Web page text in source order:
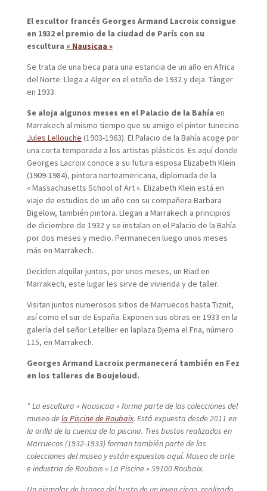
El escultor francés Georges Armand Lacroix consigue
en 1932 el premio de la ciudad de París con su
escultura « Nausicaa »
Se trata de una beca para una estancia de un año en Africa
del Norte. Llega a Alger en el otoño de 1932 y deja Tánger
en 1933.
Se aloja algunos meses en el Palacio de la Bahía en
Marrakech al mismo tiempo que su amigo el pintor tunecino
Jules Lellouche (1903-1963). El Palacio de la Bahía acoge por
una corta temporada a los artistas plásticos. Es aquí donde
Georges Lacroix conoce a su futura esposa Elizabeth Klein
(1909-1984), pintora norteamericana, diplomada de la
« Massachusetts School of Art ». Elizabeth Klein está en
viaje de estudios de un año con su compañera Barbara
Bigelow, también pintora. Llegan a Marrakech a principios
de diciembre de 1932 y se instalan en el Palacio de la Bahía
por dos meses y medio. Permanecen luego unos meses
más en Marrakech.
Deciden alquilar juntos, por unos meses, un Riad en
Marrakech, este lugar les sirve de vivienda y de taller.
Visitan juntos numerosos sitios de Marruecos hasta Tiznit,
así como el sur de España. Exponen sus obras en 1933 en la
galería del señor Letellier en laplaza Djema el Fna, número
115, en Marrakech.
Georges Armand Lacroix permanecerá también en Fez
en los talleres de Boujeloud.
*La escultura « Nausicaa » forma parte de las colecciones del
museo dela Piscine de Roubaix. Está expuesta desde 2011 en
la orilla de la cuenca de la piscina. Tres bustos realizados en
Marruecos (1932-1933) forman también parte de las
colecciones del museo y están expuestos aquí. Museo de arte
e industria de Roubais « La Piscine » 59100 Roubaix.